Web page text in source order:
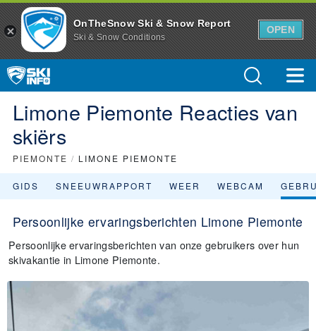
OnTheSnow Ski & Snow Report
Ski & Snow Conditions
OPEN
Limone Piemonte Reacties van
skiërs
PIEMONTE / LIMONE PIEMONTE
GIDS SNEEUWRAPPORT WEER WEBCAM
Persoonlijke ervaringsberichten Limone Piemonte
Persoonlijke ervaringsberichten van onze gebruikers over hun
skivakantie in Limone Piemonte.